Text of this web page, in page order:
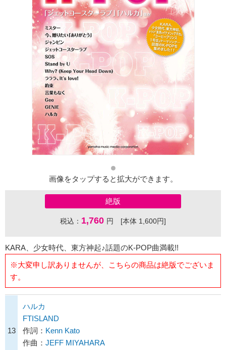
画像をタップすると拡大ができます。
絶版
税込： 1,760 円 [本体 1,600円]
KARA、少女時代、東方神起♪話題のK-POP曲満載!!
※大変申し訳ありませんが、こちらの商品は絶版でございま
す。
13
ハルカ
FTISLAND
作詞： Kenn Kato
作曲： JEFF MIYAHARA